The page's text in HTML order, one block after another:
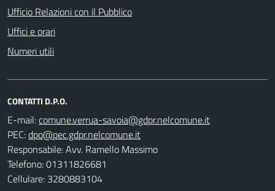
Ufficio Relazioni con il Pubblico
Uffici e orari
Numeri utili
CONTATTI D.P.O.
E-mail:
PEC:
Responsabile: Avv. Ramello Massimo
Telefono: 01311826681
Cellulare: 3280883104